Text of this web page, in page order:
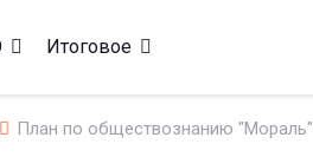
Итоговое
План по обществознанию "Мораль"